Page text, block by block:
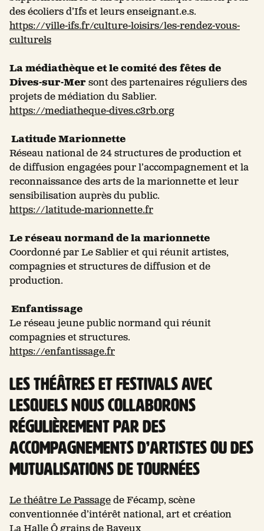
des écoliers d’Ifs et leurs enseignant.e.s.
https://ville-ifs.fr/culture-loisirs/les-rendez-vous-
culturels
La médiathèque et le comité des fêtes de
Dives-sur-Mersont des partenaires réguliers des
projets de médiation du Sablier.
https://mediatheque-dives.c3rb.org
Latitude Marionnette
Réseau national de 24 structures de production et
de diffusion engagées pour l’accompagnement et la
reconnaissance des arts de la marionnette et leur
sensibilisation auprès du public.
https://latitude-marionnette.fr
Le réseau normand de la marionnette
Coordonné par Le Sablier et qui réunit artistes,
compagnies et structures de diffusion et de
production.
Enfantissage
Le réseau jeune public normand qui réunit
compagnies et structures.
https://enfantissage.fr
Les théâtres et festivals avec
lesquels nous collaborons
régulièrement par des
accompagnements d’artistes ou des
mutualisations de tournées
Le théâtre Le Passagede Fécamp, scène
conventionnée d’intérêt national, art et création